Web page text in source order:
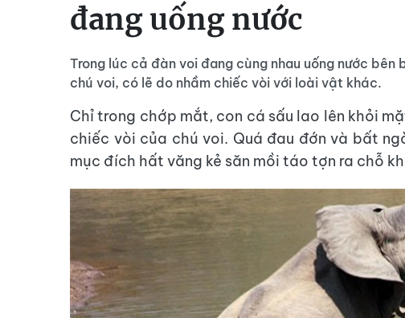
đang uống nước
Trong lúc cả đàn voi đang cùng nhau uống nước
chú voi, có lẽ do nhầm chiếc vòi với loài vật khác.
Chỉ trong chớp mắt, con cá sấu lao lên khỏi
chiếc vòi của chú voi. Quá đau đớn và bất
mục đích hất văng kẻ săn mồi táo tợn ra chỗ